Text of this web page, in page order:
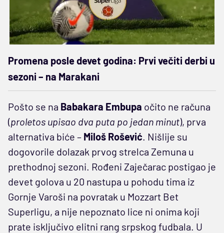
Promena posle devet godina: Prvi večiti derbi u
sezoni – na Marakani
Pošto se na Babakara Embupa očito ne računa
(proletos upisao dva puta po jedan minut), prva
alternativa biće – Miloš Rošević. Nišlije su
dogovorile dolazak prvog strelca Zemuna u
prethodnoj sezoni. Rođeni Zaječarac postigao je
devet golova u 20 nastupa u pohodu tima iz
Gornje Varoši na povratak u Mozzart Bet
Superligu, a nije nepoznato lice ni onima koji
prate isključivo elitni rang srpskog fudbala. U